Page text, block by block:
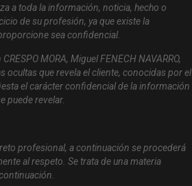
a toda la información, noticia, hecho o
de su profesión, ya que existe la
sea confidencial.
MORA, Miguel FENECH NAVARRO,
ocultas que revela el cliente, conocidas por el
el carácter confidencial de la información
puede revelar.
profesional, a continuación se procederá
al respeto. Se trata de una materia